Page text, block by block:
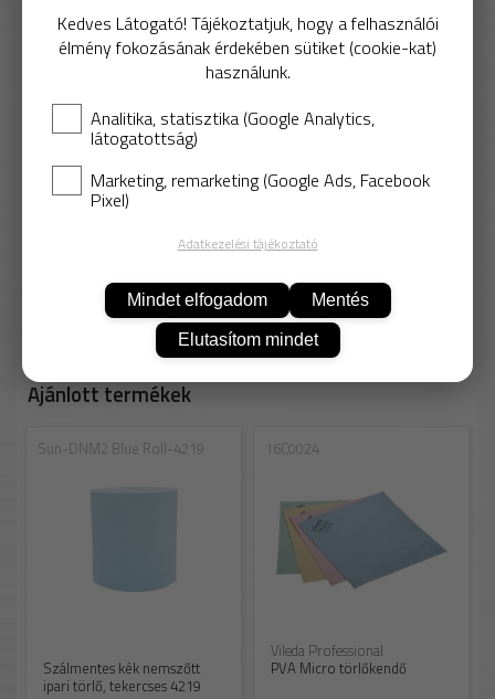
köszönhetően a PVAmicro Max ablaktisztításhoz is
tökéletes.
MÉRET 50x44 cm SZÍN szürke
2 006 Ft
Nettó: 1 579 Ft
KOSÁRBA
Ajánlott termékek
Sun-DNM2 Blue Roll-4219
Szálmentes kék nemszőtt
ipari törlő, tekercses 4219
16C0024
Vileda Professional
PVA Micro törlőkendő
Kedves Látogató! Tájékoztatjuk, hogy a felhasználói
élmény fokozásának érdekében sütiket (cookie-kat)
használunk.
Analitika, statisztika (Google Analytics,
látogatottság)
Marketing, remarketing (Google Ads, Facebook
Pixel)
Adatkezelési tájékoztató
Mindet elfogadom Mentés
Elutasítom mindet